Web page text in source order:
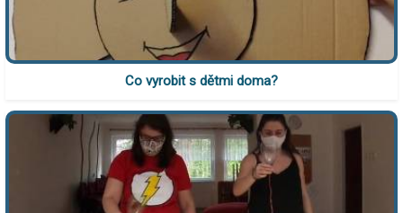
Co vyrobit s dětmi doma?